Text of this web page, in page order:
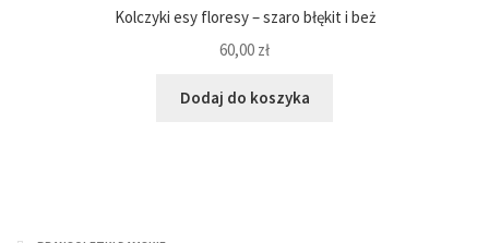
Kolczyki esy floresy – szaro błękit i beż
60,00 zł
Dodaj do koszyka